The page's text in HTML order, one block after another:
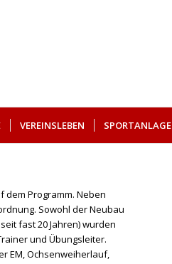
VEREINSLEBEN SPORTANLAGE
dem Programm. Neben
Sowohl der Neubau
fast 20 Jahren) wurden
und Übungsleiter.
EM, Ochsenweiherlauf,